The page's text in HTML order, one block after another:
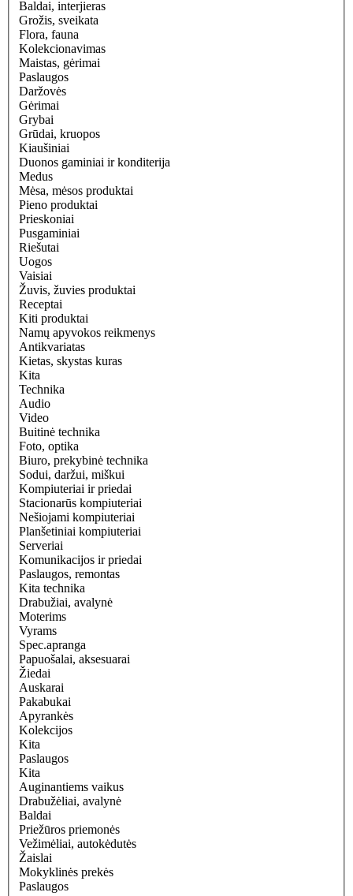
Baldai, interjieras
Grožis, sveikata
Flora, fauna
Kolekcionavimas
Maistas, gėrimai
Paslaugos
Daržovės
Gėrimai
Grybai
Grūdai, kruopos
Kiaušiniai
Duonos gaminiai ir konditerija
Medus
Mėsa, mėsos produktai
Pieno produktai
Prieskoniai
Pusgaminiai
Riešutai
Uogos
Vaisiai
Žuvis, žuvies produktai
Receptai
Kiti produktai
Namų apyvokos reikmenys
Antikvariatas
Kietas, skystas kuras
Kita
Technika
Audio
Video
Buitinė technika
Foto, optika
Biuro, prekybinė technika
Sodui, daržui, miškui
Kompiuteriai ir priedai
Stacionarūs kompiuteriai
Nešiojami kompiuteriai
Planšetiniai kompiuteriai
Serveriai
Komunikacijos ir priedai
Paslaugos, remontas
Kita technika
Drabužiai, avalynė
Moterims
Vyrams
Spec.apranga
Papuošalai, aksesuarai
Žiedai
Auskarai
Pakabukai
Apyrankės
Kolekcijos
Kita
Paslaugos
Kita
Auginantiems vaikus
Drabužėliai, avalynė
Baldai
Priežūros priemonės
Vežimėliai, autokėdutės
Žaislai
Mokyklinės prekės
Paslaugos